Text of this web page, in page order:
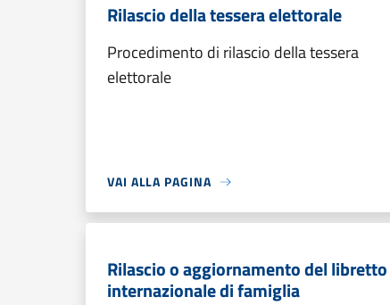
Rilascio della tessera elettorale
Procedimento di rilascio della tessera
elettorale
VAI ALLA PAGINA
Rilascio o aggiornamento del libretto
internazionale di famiglia